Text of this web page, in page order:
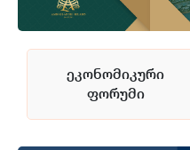
ეკონომიკური
ფორუმი